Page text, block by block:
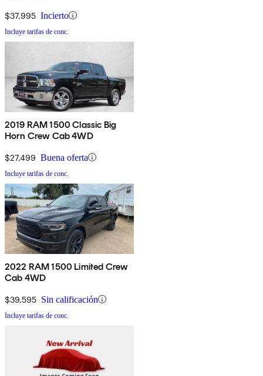
$37,995 Incierto
Incluye tarifas de conc.
2019 RAM 1500 Classic Big
Horn Crew Cab 4WD
$27,499 Buena oferta
Incluye tarifas de conc.
2022 RAM 1500 Limited Crew
Cab 4WD
$39,595 Sin calificación
Incluye tarifas de conc.